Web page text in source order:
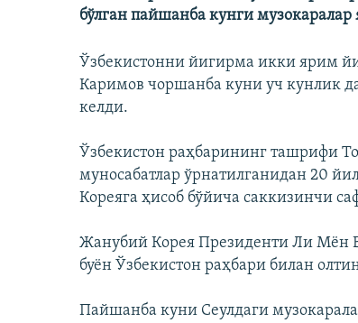
бўлган пайшанба кунги
Ўзбекистонни йигирма икки ярим
Каримов чоршанба куни уч кунлик
келди.
Ўзбекистон раҳбарининг ташрифи
муносабатлар ўрнатилганидан 20
Кореяга ҳисоб бўйича саккизинчи
Жанубий Корея Президенти Ли Мён
буён Ўзбекистон раҳбари билан
Пайшанба куни Сеулдаги